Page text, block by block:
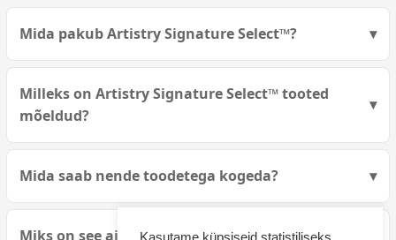
Mida pakub Artistry Signature Select™?
Milleks on Artistry Signature Select™ tooted
mõeldud?
Mida saab nende toodetega kogeda?
Miks on see ainulaadne lähenemine teie ilukuuri